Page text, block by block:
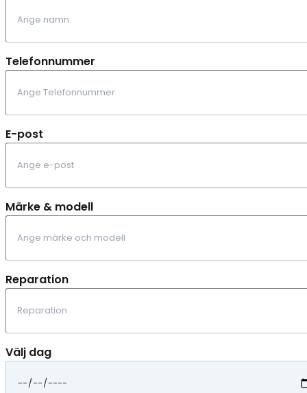
Telefonnummer
E-post
Märke & modell
Reparation
Välj dag